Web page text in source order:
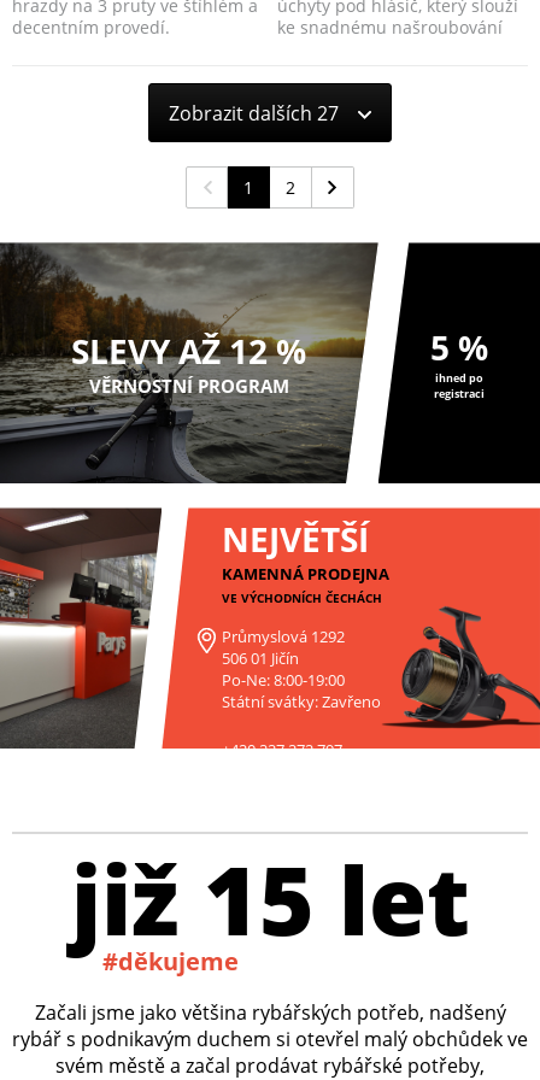
hrazdy na 3 pruty ve štíhlém a
decentním provedí.
úchyty pod hlásič, který slouží
ke snadnému našroubování
Zobrazit dalších 27
1 2
SLEVY AŽ 12 %
VĚRNOSTNÍ PROGRAM
5 %
ihned po
registraci
NEJVĚTŠÍ
KAMENNÁ PRODEJNA
VE VÝCHODNÍCH ČECHÁCH
Průmyslová 1292
506 01 Jičín
Po-Ne: 8:00-19:00
Státní svátky: Zavřeno
+420 227 272 797
již 15 let
#děkujeme
Začali jsme jako většina rybářských potřeb, nadšený
rybář s podnikavým duchem si otevřel malý obchůdek ve
svém městě a začal prodávat rybářské potřeby,